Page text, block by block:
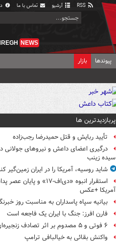
آرشیو تماس با ما
NEWS
پیوندها بازار
پربازدیدترین ها
تأیید ربایش و قتل حمیدرضا رجب‌زاده
درگیری اعضای داعش و نیروهای جولانی
سیده زینب
شاید روسیه، آمریکا را در ایران زمین‌گیر
استقرار انبوه «دی‌اف‑۱۷» و پایان
آمریکا +عکس
بیانیه سپاه پاسداران به مناسبت روز
فارن افرز: جنگ با ایران یک فاجعه است
۶ فوتی و ۵ مصدوم بر اثر تصادف زنجیره‌ای
واکنش بقائی به خیالبافی ترامپ